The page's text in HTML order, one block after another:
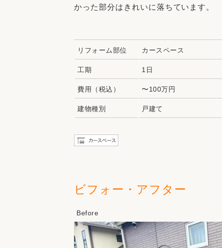
かった部分はきれいに落ちています。
リフォーム部位 カースペース
工期 1日
費用（税込） 〜100万円
建物種別 戸建て
ビフォー・アフター